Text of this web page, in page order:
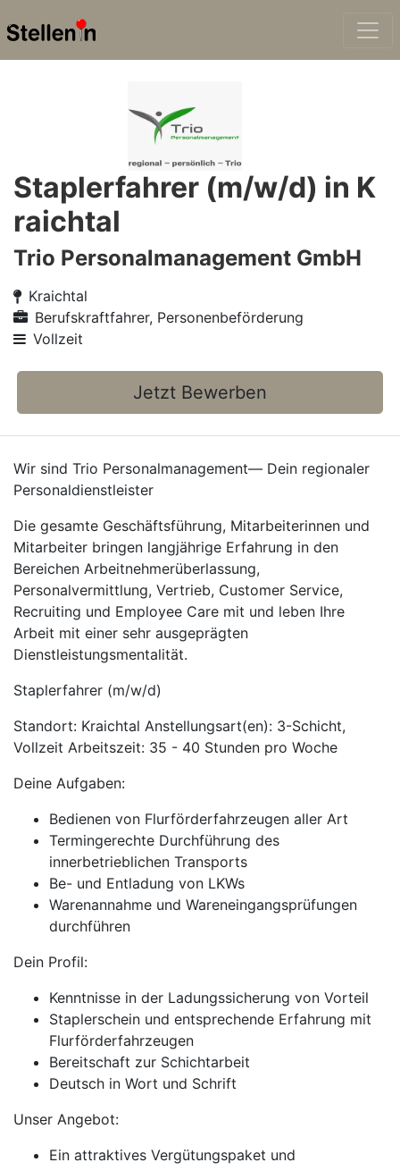
Staplerfahrer (m/w/d) in K
raichtal
Trio Personalmanagement GmbH
Kraichtal
Berufskraftfahrer, Personenbeförderung
Vollzeit
Jetzt Bewerben
Wir sind Trio Personalmanagement— Dein regionaler
Personaldienstleister
Die gesamte Geschäftsführung, Mitarbeiterinnen und
Mitarbeiter bringen langjährige Erfahrung in den
Bereichen Arbeitnehmerüberlassung,
Personalvermittlung, Vertrieb, Customer Service,
Recruiting und Employee Care mit und leben Ihre
Arbeit mit einer sehr ausgeprägten
Dienstleistungsmentalität.
Staplerfahrer (m/w/d)
Standort: Kraichtal Anstellungsart(en): 3-Schicht,
Vollzeit Arbeitszeit: 35 - 40 Stunden pro Woche
Deine Aufgaben:
Bedienen von Flurförderfahrzeugen aller Art
Termingerechte Durchführung des
innerbetrieblichen Transports
Be- und Entladung von LKWs
Warenannahme und Wareneingangsprüfungen
durchführen
Dein Profil:
Kenntnisse in der Ladungssicherung von Vorteil
Staplerschein und entsprechende Erfahrung mit
Flurförderfahrzeugen
Bereitschaft zur Schichtarbeit
Deutsch in Wort und Schrift
Unser Angebot:
Ein attraktives Vergütungspaket und